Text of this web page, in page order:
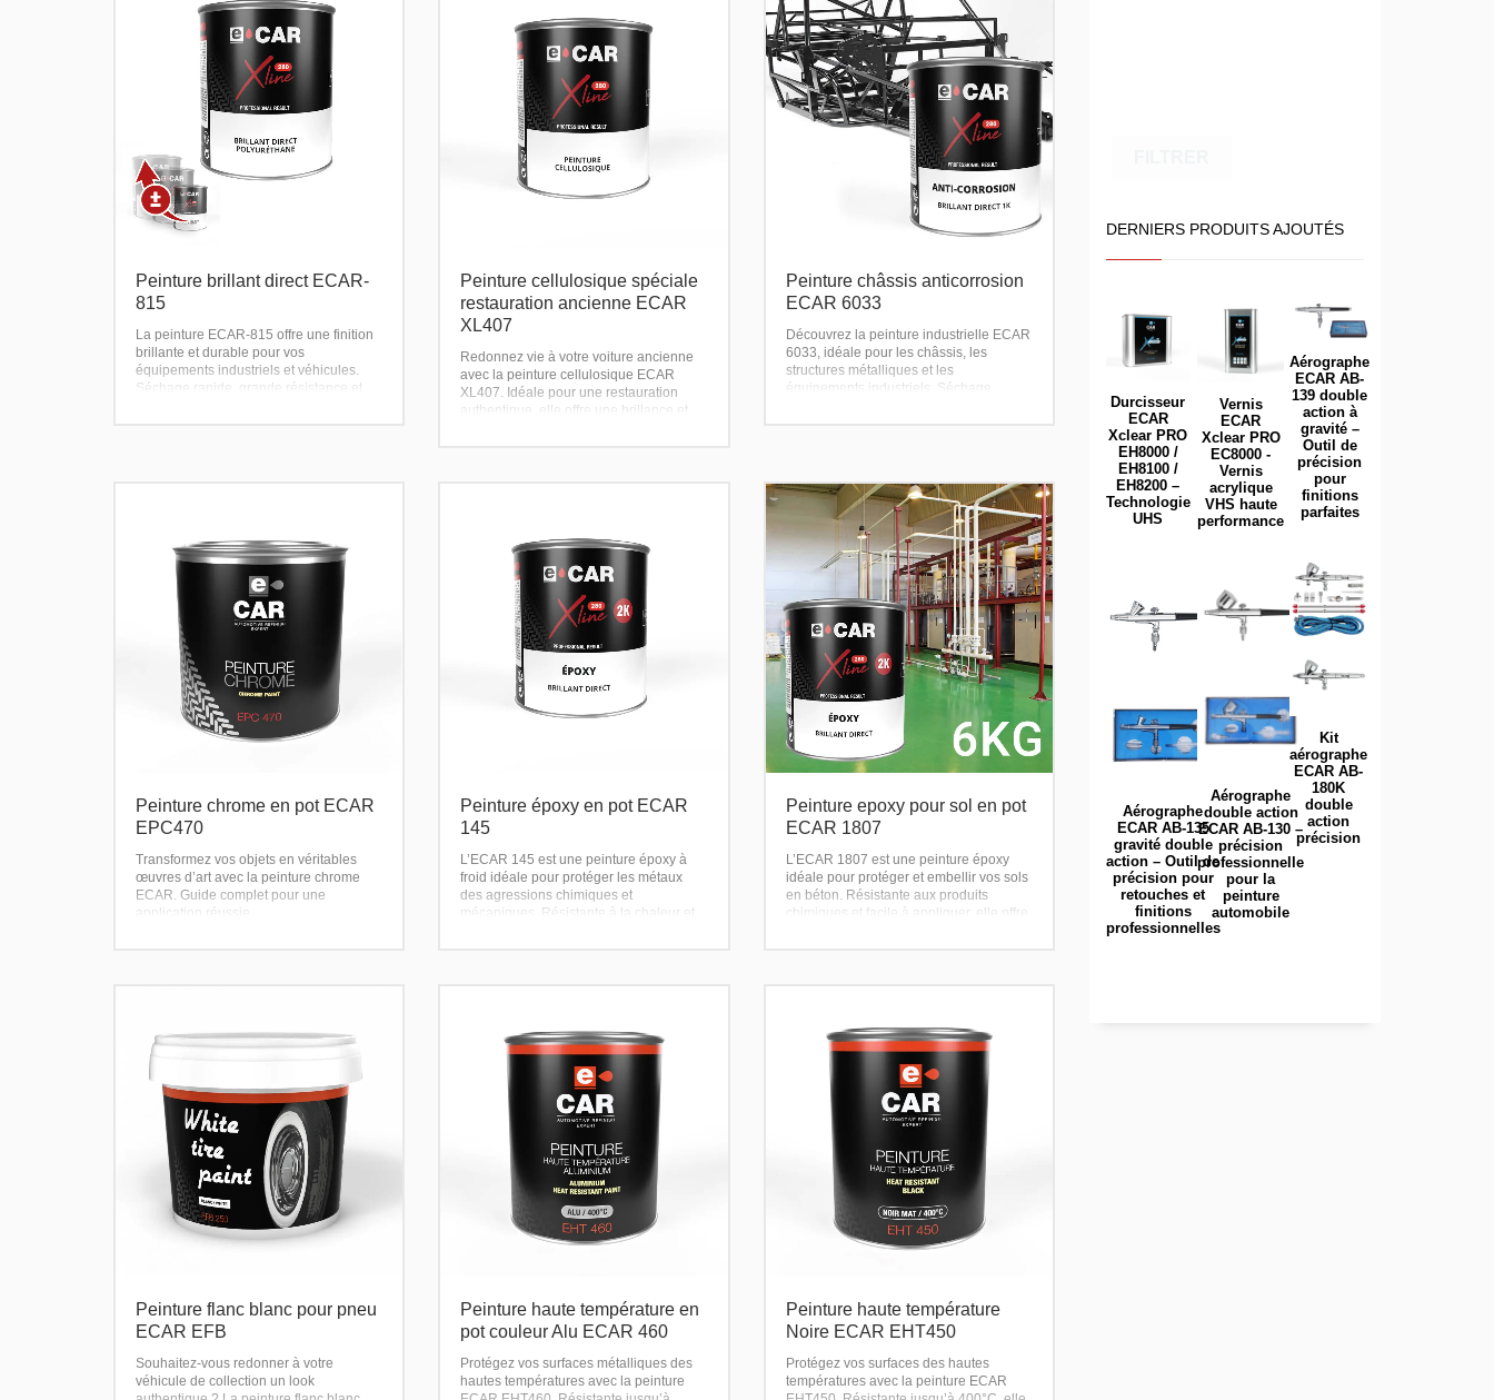
Peinture brillant direct ECAR-
815
La peinture ECAR-815 offre une finition
brillante et durable pour vos
équipements industriels et véhicules.
Séchage rapide, grande résistance et
Peinture cellulosique spéciale
restauration ancienne ECAR
XL407
Redonnez vie à votre voiture ancienne
avec la peinture cellulosique ECAR
XL407. Idéale pour une restauration
authentique, elle offre une brillance et
Peinture châssis anticorrosion
ECAR 6033
Découvrez la peinture industrielle ECAR
6033, idéale pour les châssis, les
structures métalliques et les
équipements industriels. Séchage
Peinture chrome en pot ECAR
EPC470
Transformez vos objets en véritables
œuvres d’art avec la peinture chrome
ECAR. Guide complet pour une
application réussie.
Peinture époxy en pot ECAR
145
L’ECAR 145 est une peinture époxy à
froid idéale pour protéger les métaux
des agressions chimiques et
mécaniques. Résistante à la chaleur et
Peinture epoxy pour sol en pot
ECAR 1807
L’ECAR 1807 est une peinture époxy
idéale pour protéger et embellir vos sols
en béton. Résistante aux produits
chimiques et facile à appliquer, elle offre
Peinture flanc blanc pour pneu
ECAR EFB
Souhaitez-vous redonner à votre
véhicule de collection un look
Peinture haute température en
pot couleur Alu ECAR 460
Protégez vos surfaces métalliques des
hautes températures avec la peinture
Peinture haute température
Noire ECAR EHT450
Protégez vos surfaces des hautes
températures avec la peinture ECAR
DERNIERS PRODUITS AJOUTÉS
Durcisseur
ECAR
Xclear PRO
EH8000 /
EH8100 /
EH8200 –
Technologie
UHS
Vernis
ECAR
Xclear PRO
EC8000 -
Vernis
acrylique
VHS haute
performance
Aérographe
ECAR AB-
139 double
action à
gravité –
Outil de
précision
pour
finitions
parfaites
Aérographe
ECAR AB-135
gravité double
action – Outil de
précision pour
retouches et
finitions
professionnelles
Aérographe
double action
ECAR AB-130 –
précision
professionnelle
pour la
peinture
automobile
Kit
aérographe
ECAR AB-
180K
double
action
précision